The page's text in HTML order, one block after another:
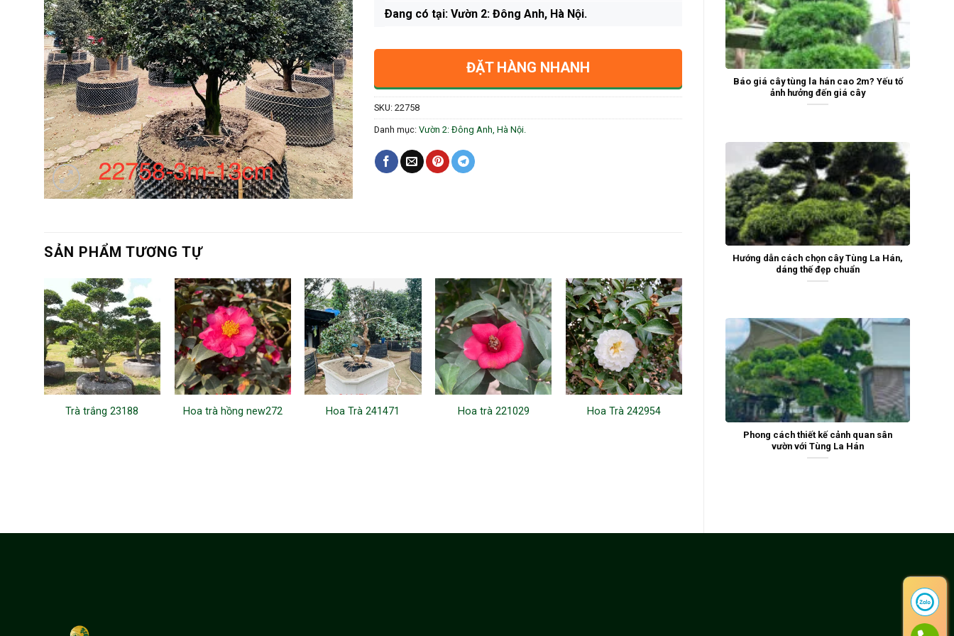
Báo giá cây tùng la hán cao 2m? Yếu tố
ảnh hưởng đến giá cây
Hướng dẫn cách chọn cây Tùng La Hán,
dáng thế đẹp chuẩn
Phong cách thiết kế cảnh quan sân
vườn với Tùng La Hán
Ðang có tại: Vườn 2: Đông Anh, Hà Nội.
ĐẶT HÀNG NHANH
SKU: 22758
Danh mục: Vườn 2: Đông Anh, Hà Nội.
SẢN PHẨM TƯƠNG TỰ
Trà trắng 23188 Hoa trà hồng new272 Hoa Trà 241471 Hoa trà 221029 Hoa Trà 242954 Hoa Trà đỏ w665 Hoa trà 221405